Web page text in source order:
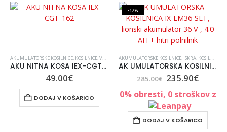
AKUMULATORSKE KOSILNICE, KOSILNICE, VRT IN ORODJE ,VRT IN OKOLICA
AKU NITNA KOSA IEX-CGT-162
49.00€
DODAJ V KOŠARICO
-17%
AKUMULATORSKE KOSILNICE, ISKRA, KOSILNICE
AK UMULATORSKA KOSILNICA IX-LM36-SET, lionski akumulator 36 V , 4.0 AH + hitri polnilnik
285.00€ 235.90€
0% obresti, 0 stroškov z
DODAJ V KOŠARICO